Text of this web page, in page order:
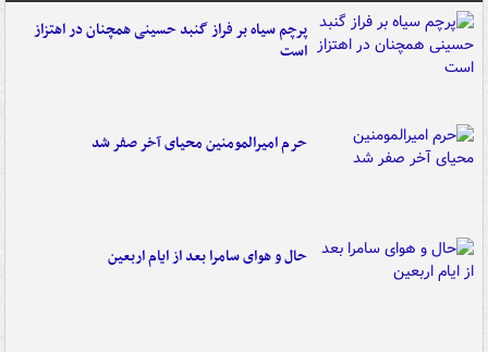
پرچم سیاه بر فراز گنبد حسینی همچنان در اهتزاز
است
حرم امیرالمومنین محیای آخر صفر شد
حال و هوای سامرا بعد از ایام اربعین